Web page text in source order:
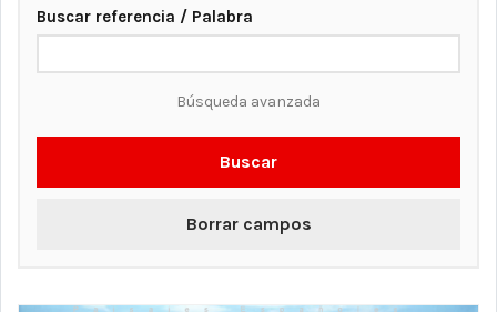
Buscar referencia / Palabra
Búsqueda avanzada
Buscar
Borrar campos